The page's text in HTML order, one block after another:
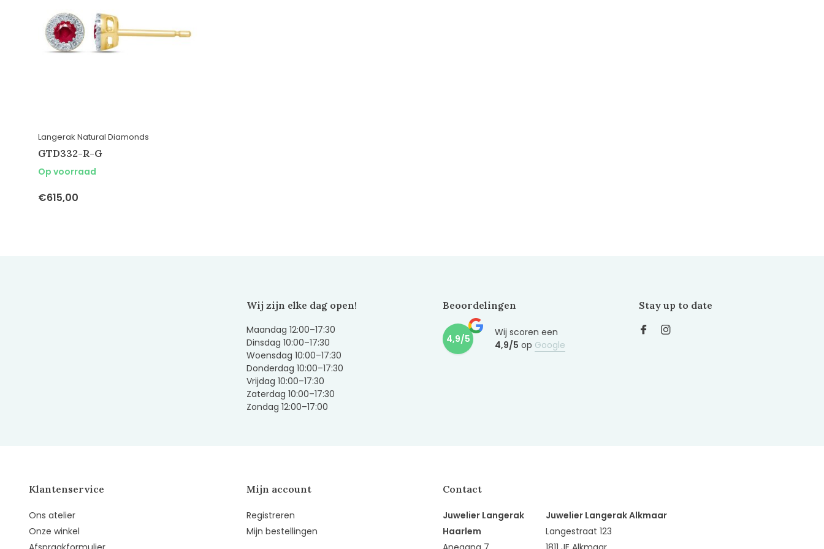
Langerak Natural Diamonds
GTD332-R-G
Op voorraad
€615,00
Wij zijn elke dag open!
Maandag 12:00–17:30
Dinsdag 10:00–17:30
Woensdag 10:00–17:30
Donderdag 10:00–17:30
Vrijdag 10:00–17:30
Zaterdag 10:00–17:30
Zondag 12:00–17:00
Beoordelingen
4,9/5
Wij scoren een
4,9/5 op Google
Stay up to date
Klantenservice
Ons atelier
Onze winkel
Mijn account
Registreren
Mijn bestellingen
Contact
Juwelier Langerak
Haarlem
Juwelier Langerak Alkmaar
Langestraat 123